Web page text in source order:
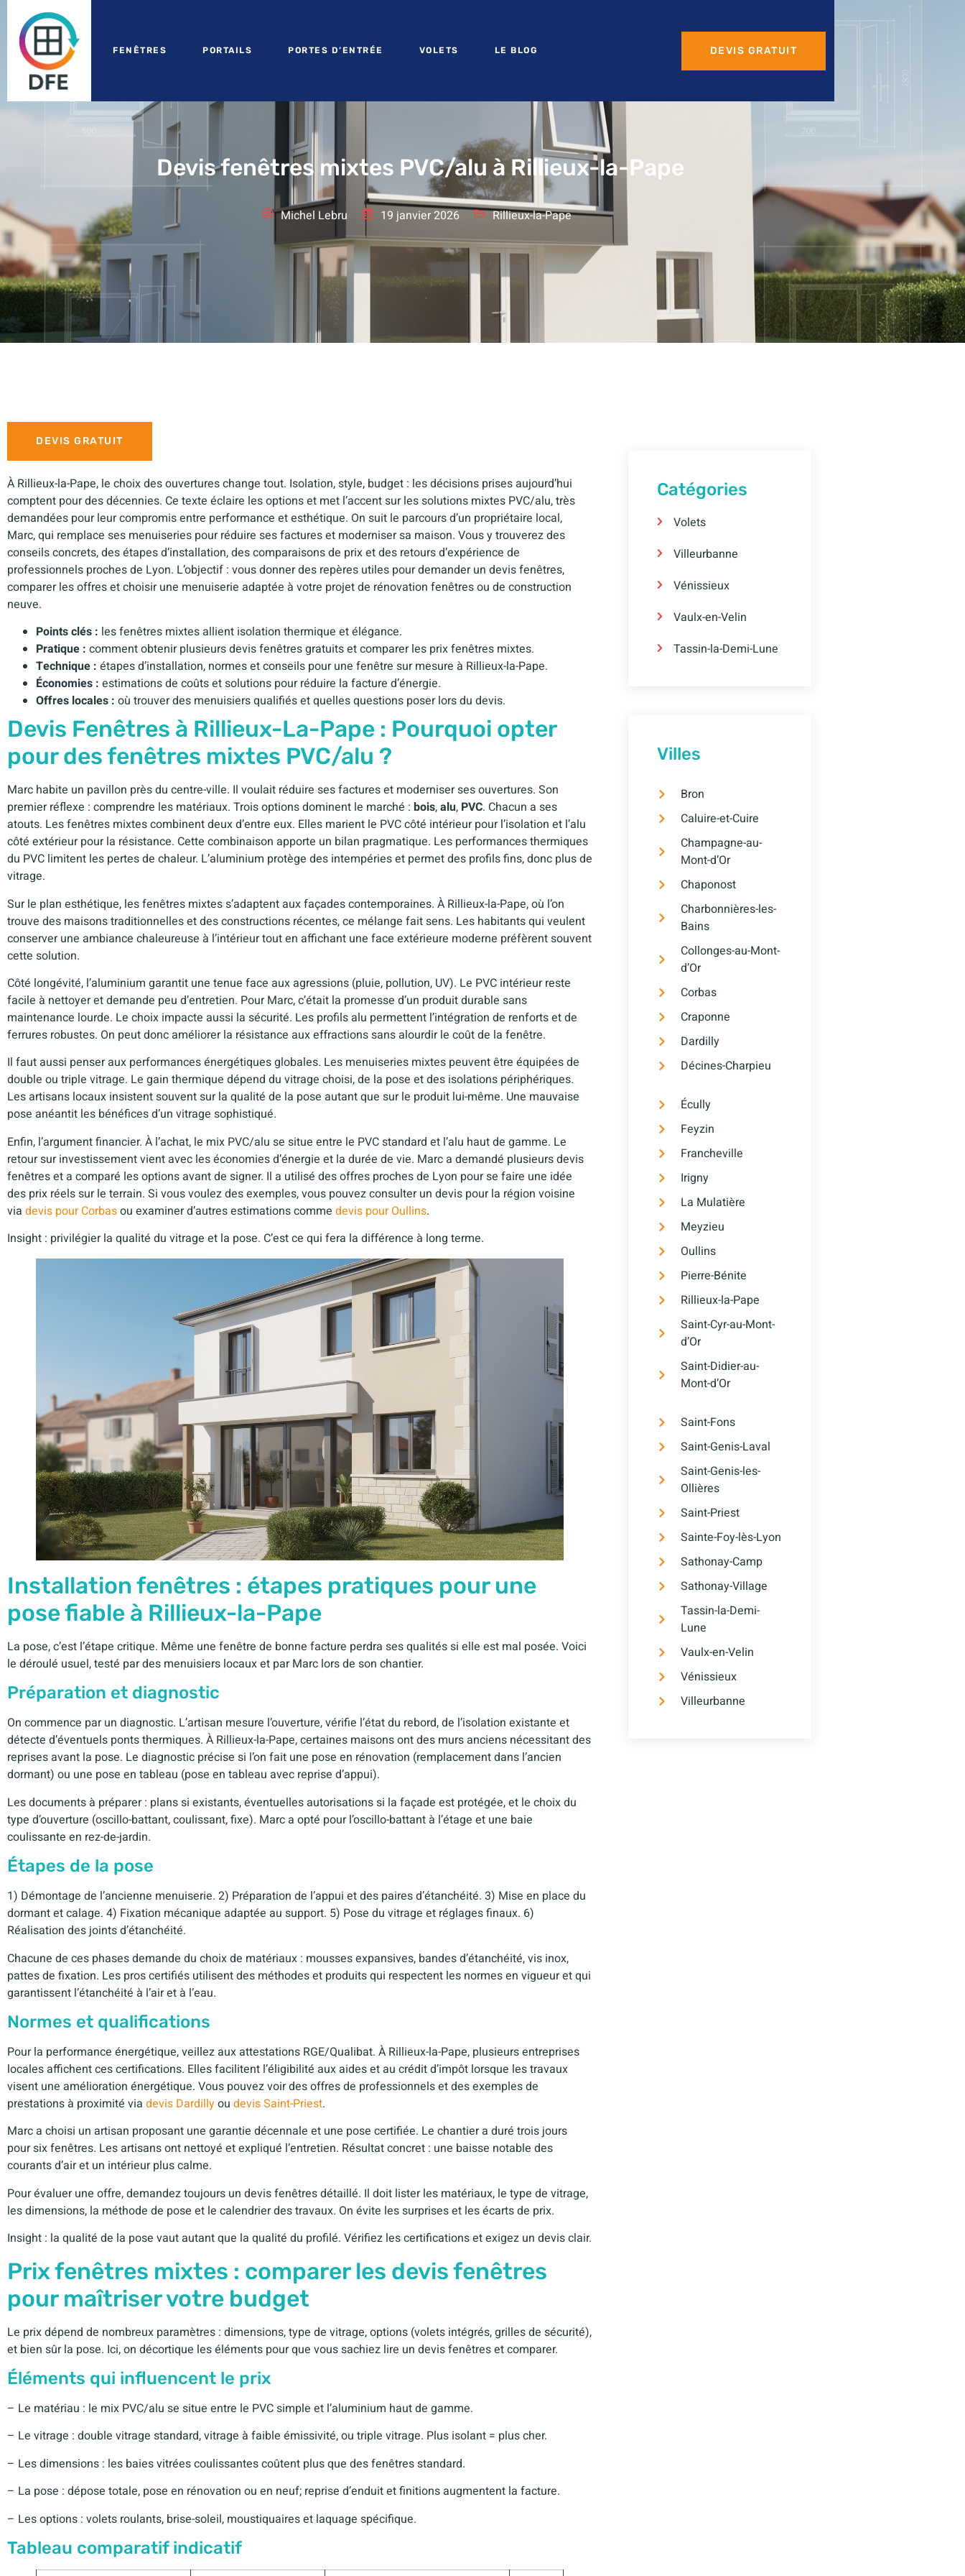
FENÊTRES PORTAILS PORTES D’ENTRÉE VOLETS LE BLOG DEVIS GRATUIT
Devis fenêtres mixtes PVC/alu à Rillieux-la-Pape
Michel Lebru 19 janvier 2026 Rillieux-la-Pape
DEVIS GRATUIT
À Rillieux-la-Pape, le choix des ouvertures change tout. Isolation, style, budget : les décisions prises aujourd’hui
comptent pour des décennies. Ce texte éclaire les options et met l’accent sur les solutions mixtes PVC/alu, très
demandées pour leur compromis entre performance et esthétique. On suit le parcours d’un propriétaire local,
Marc, qui remplace ses menuiseries pour réduire ses factures et moderniser sa maison. Vous y trouverez des
conseils concrets, des étapes d’installation, des comparaisons de prix et des retours d’expérience de
professionnels proches de Lyon. L’objectif : vous donner des repères utiles pour demander un devis fenêtres,
comparer les offres et choisir une menuiserie adaptée à votre projet de rénovation fenêtres ou de construction
neuve.
Points clés : les fenêtres mixtes allient isolation thermique et élégance.
Pratique : comment obtenir plusieurs devis fenêtres gratuits et comparer les prix fenêtres mixtes.
Technique : étapes d’installation, normes et conseils pour une fenêtre sur mesure à Rillieux-la-Pape.
Économies : estimations de coûts et solutions pour réduire la facture d’énergie.
Offres locales : où trouver des menuisiers qualifiés et quelles questions poser lors du devis.
Devis Fenêtres à Rillieux-La-Pape : Pourquoi opter
pour des fenêtres mixtes PVC/alu ?
Marc habite un pavillon près du centre-ville. Il voulait réduire ses factures et moderniser ses ouvertures. Son
premier réflexe : comprendre les matériaux. Trois options dominent le marché : bois,alu, PVC. Chacun a ses
atouts. Les fenêtres mixtes combinent deux d’entre eux. Elles marient le PVC côté intérieur pour l’isolation et l’alu
côté extérieur pour la résistance. Cette combinaison apporte un bilan pragmatique. Les performances thermiques
du PVC limitent les pertes de chaleur. L’aluminium protège des intempéries et permet des profils fins, donc plus de
vitrage.
Sur le plan esthétique, les fenêtres mixtes s’adaptent aux façades contemporaines. À Rillieux-la-Pape, où l’on
trouve des maisons traditionnelles et des constructions récentes, ce mélange fait sens. Les habitants qui veulent
conserver une ambiance chaleureuse à l’intérieur tout en affichant une face extérieure moderne préfèrent souvent
cette solution.
Côté longévité, l’aluminium garantit une tenue face aux agressions (pluie, pollution, UV). Le PVC intérieur reste
facile à nettoyer et demande peu d’entretien. Pour Marc, c’était la promesse d’un produit durable sans
maintenance lourde. Le choix impacte aussi la sécurité. Les profils alu permettent l’intégration de renforts et de
ferrures robustes. On peut donc améliorer la résistance aux effractions sans alourdir le coût de la fenêtre.
Il faut aussi penser aux performances énergétiques globales. Les menuiseries mixtes peuvent être équipées de
double ou triple vitrage. Le gain thermique dépend du vitrage choisi, de la pose et des isolations périphériques.
Les artisans locaux insistent souvent sur la qualité de la pose autant que sur le produit lui-même. Une mauvaise
pose anéantit les bénéfices d’un vitrage sophistiqué.
Enfin, l’argument financier. À l’achat, le mix PVC/alu se situe entre le PVC standard et l’alu haut de gamme. Le
retour sur investissement vient avec les économies d’énergie et la durée de vie. Marc a demandé plusieurs devis
fenêtres et a comparé les options avant de signer. Il a utilisé des offres proches de Lyon pour se faire une idée
des prix réels sur le terrain. Si vous voulez des exemples, vous pouvez consulter un devis pour la région voisine
via devis pour Corbasou examiner d’autres estimations comme devis pour Oullins.
Insight : privilégier la qualité du vitrage et la pose. C’est ce qui fera la différence à long terme.
Installation fenêtres : étapes pratiques pour une
pose fiable à Rillieux-la-Pape
La pose, c’est l’étape critique. Même une fenêtre de bonne facture perdra ses qualités si elle est mal posée. Voici
le déroulé usuel, testé par des menuisiers locaux et par Marc lors de son chantier.
Préparation et diagnostic
On commence par un diagnostic. L’artisan mesure l’ouverture, vérifie l’état du rebord, de l’isolation existante et
détecte d’éventuels ponts thermiques. À Rillieux-la-Pape, certaines maisons ont des murs anciens nécessitant des
reprises avant la pose. Le diagnostic précise si l’on fait une pose en rénovation (remplacement dans l’ancien
dormant) ou une pose en tableau (pose en tableau avec reprise d’appui).
Les documents à préparer : plans si existants, éventuelles autorisations si la façade est protégée, et le choix du
type d’ouverture (oscillo-battant, coulissant, fixe). Marc a opté pour l’oscillo-battant à l’étage et une baie
coulissante en rez-de-jardin.
Étapes de la pose
1) Démontage de l’ancienne menuiserie. 2) Préparation de l’appui et des paires d’étanchéité. 3) Mise en place du
dormant et calage. 4) Fixation mécanique adaptée au support. 5) Pose du vitrage et réglages finaux. 6)
Réalisation des joints d’étanchéité.
Chacune de ces phases demande du choix de matériaux : mousses expansives, bandes d’étanchéité, vis inox,
pattes de fixation. Les pros certifiés utilisent des méthodes et produits qui respectent les normes en vigueur et qui
garantissent l’étanchéité à l’air et à l’eau.
Normes et qualifications
Pour la performance énergétique, veillez aux attestations RGE/Qualibat. À Rillieux-la-Pape, plusieurs entreprises
locales affichent ces certifications. Elles facilitent l’éligibilité aux aides et au crédit d’impôt lorsque les travaux
visent une amélioration énergétique. Vous pouvez voir des offres de professionnels et des exemples de
prestations à proximité via devis Dardillyou devis Saint-Priest.
Marc a choisi un artisan proposant une garantie décennale et une pose certifiée. Le chantier a duré trois jours
pour six fenêtres. Les artisans ont nettoyé et expliqué l’entretien. Résultat concret : une baisse notable des
courants d’air et un intérieur plus calme.
Pour évaluer une offre, demandez toujours un devis fenêtres détaillé. Il doit lister les matériaux, le type de vitrage,
les dimensions, la méthode de pose et le calendrier des travaux. On évite les surprises et les écarts de prix.
Insight : la qualité de la pose vaut autant que la qualité du profilé. Vérifiez les certifications et exigez un devis clair.
Prix fenêtres mixtes : comparer les devis fenêtres
pour maîtriser votre budget
Le prix dépend de nombreux paramètres : dimensions, type de vitrage, options (volets intégrés, grilles de sécurité),
et bien sûr la pose. Ici, on décortique les éléments pour que vous sachiez lire un devis fenêtres et comparer.
Éléments qui influencent le prix
– Le matériau : le mix PVC/alu se situe entre le PVC simple et l’aluminium haut de gamme.
– Le vitrage : double vitrage standard, vitrage à faible émissivité, ou triple vitrage. Plus isolant = plus cher.
– Les dimensions : les baies vitrées coulissantes coûtent plus que des fenêtres standard.
– La pose : dépose totale, pose en rénovation ou en neuf; reprise d’enduit et finitions augmentent la facture.
– Les options : volets roulants, brise-soleil, moustiquaires et laquage spécifique.
Tableau comparatif indicatif
Catégories
Volets
Villeurbanne
Vénissieux
Vaulx-en-Velin
Tassin-la-Demi-Lune
Villes
Bron
Caluire-et-Cuire
Champagne-au-
Mont-d’Or
Chaponost
Charbonnières-les-
Bains
Collonges-au-Mont-
d’Or
Corbas
Craponne
Dardilly
Décines-Charpieu
Écully
Feyzin
Francheville
Irigny
La Mulatière
Meyzieu
Oullins
Pierre-Bénite
Rillieux-la-Pape
Saint-Cyr-au-Mont-
d’Or
Saint-Didier-au-
Mont-d’Or
Saint-Fons
Saint-Genis-Laval
Saint-Genis-les-
Ollières
Saint-Priest
Sainte-Foy-lès-Lyon
Sathonay-Camp
Sathonay-Village
Tassin-la-Demi-
Lune
Vaulx-en-Velin
Vénissieux
Villeurbanne